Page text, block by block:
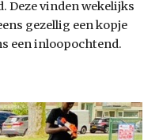
Deze vinden wekelijks
gezellig een kopje
een inloopochtend.